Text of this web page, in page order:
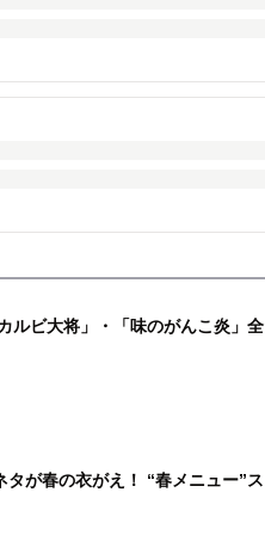
ルビ大将」・「味のがんこ炎」全
タが春の衣がえ！ “春メニュー”ス